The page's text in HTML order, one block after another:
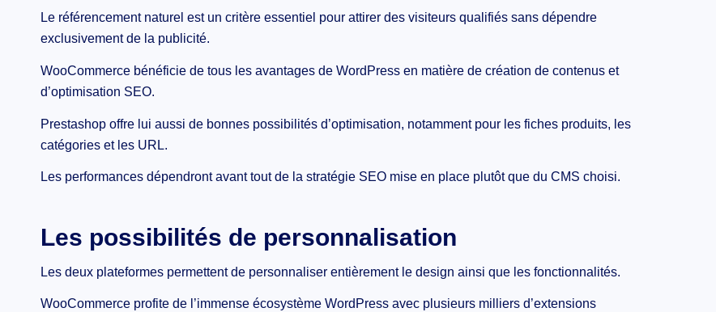
Le référencement naturel est un critère essentiel pour attirer des visiteurs qualifiés sans dépendre
exclusivement de la publicité.
WooCommerce bénéficie de tous les avantages de WordPress en matière de création de contenus et
d’optimisation SEO.
Prestashop offre lui aussi de bonnes possibilités d’optimisation, notamment pour les fiches produits, les
catégories et les URL.
Les performances dépendront avant tout de la stratégie SEO mise en place plutôt que du CMS choisi.
Les possibilités de personnalisation
Les deux plateformes permettent de personnaliser entièrement le design ainsi que les fonctionnalités.
WooCommerce profite de l’immense écosystème WordPress avec plusieurs milliers d’extensions